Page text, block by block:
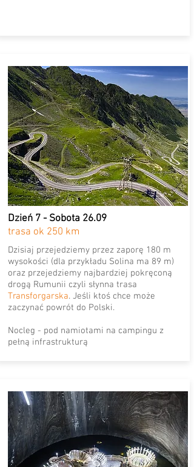
Dzień 7 - Sobota 26.09
trasa ok 250 km
Dzisiaj przejedziemy przez zaporę 180 m
wysokości (dla przykładu Solina ma 89 m)
oraz przejedziemy najbardziej pokręconą
drogą Rumunii czyli słynna trasa
Transforgarska. Jeśli ktoś chce może
zaczynać powrót do Polski.
Nocleg - pod namiotami na campingu z
pełną infrastrukturą